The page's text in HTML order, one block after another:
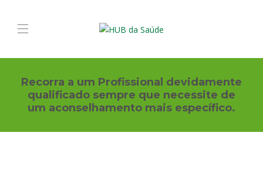
Recorra a um Profissional devidamente
qualificado sempre que necessite de
um aconselhamento mais específico.